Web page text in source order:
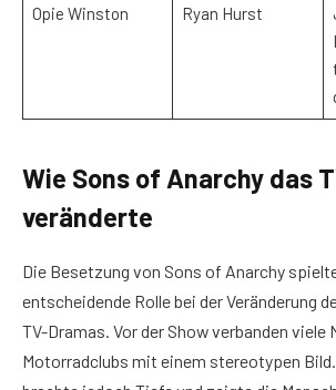
Opie Winston Ryan Hurst
Wie Sons of Anarchy das
veränderte
Die Besetzung von Sons of Anarchy
entscheidende Rolle bei der Veränderung
TV-Dramas. Vor der Show verbanden viele
Motorradclubs mit einem stereotypen